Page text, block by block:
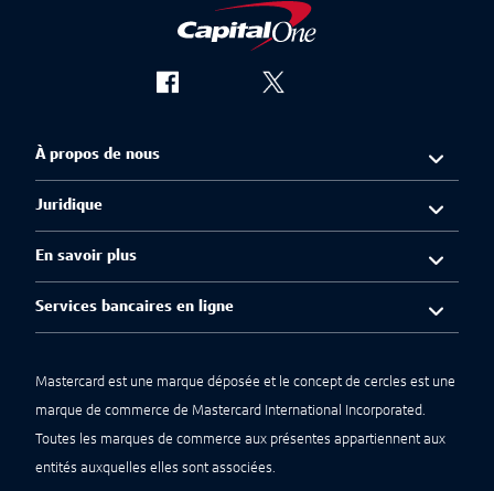
À propos de nous
Juridique
En savoir plus
Services bancaires en ligne
Mastercard est une marque déposée et le concept de cercles est une
marque de commerce de Mastercard International Incorporated.
Toutes les marques de commerce aux présentes appartiennent aux
entités auxquelles elles sont associées.